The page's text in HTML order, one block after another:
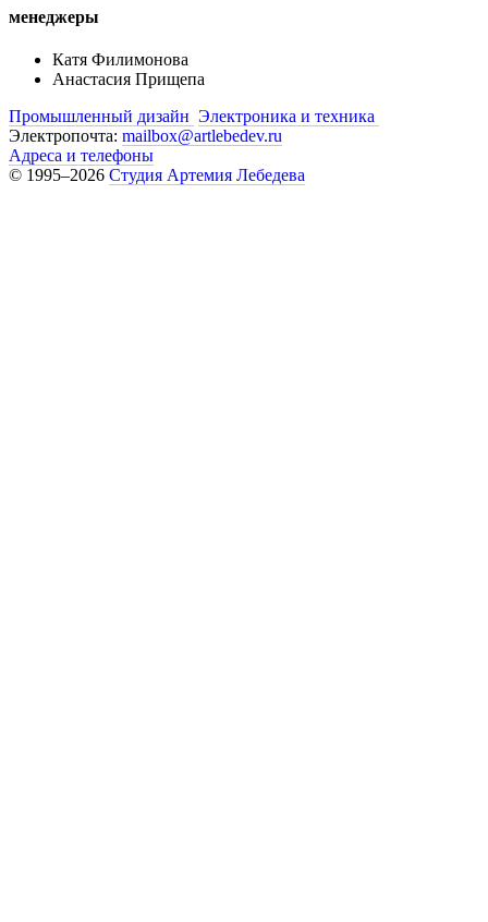
менеджеры
Катя Филимонова
Анастасия Прищепа
Промышленный дизайн Электроника и техника
Электропочта: mailbox@artlebedev.ru
Адреса и телефоны
© 1995–2026 Студия Артемия Лебедева